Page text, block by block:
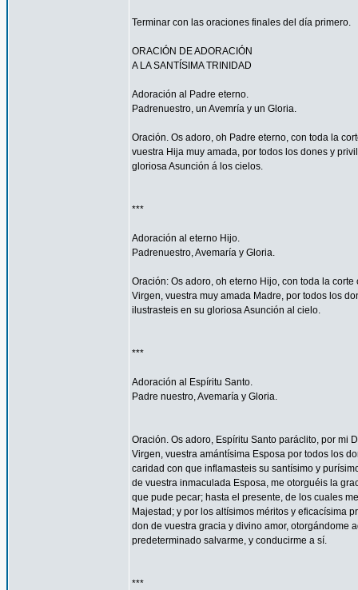
Terminar con las oraciones finales del día primero.
ORACIÓN DE ADORACIÓN
A LA SANTÍSIMA TRINIDAD
Adoración al Padre eterno.
Padrenuestro, un Avemría y un Gloria.
Oración. Os adoro, oh Padre eterno, con toda la
vuestra Hija muy amada, por todos los dones y
gloriosa Asunción á los cielos.
***
Adoración al eterno Hijo.
Padrenuestro, Avemaría y Gloria.
Oración: Os adoro, oh eterno Hijo, con toda la
Virgen, vuestra muy amada Madre, por todos los
ilustrasteis en su gloriosa Asunción al cielo.
***
Adoración al Espíritu Santo.
Padre nuestro, Avemaría y Gloria.
Oración. Os adoro, Espíritu Santo paráclito, por mi
Virgen, vuestra amántísima Esposa por todos los
caridad con que inflamasteis su santísimo y
de vuestra inmaculada Esposa, me otorguéis la
que pude pecar; hasta el presente, de los cuales
Majestad; y por los altísimos méritos y eficacísima
don de vuestra gracia y divino amor, otorgándome
predeterminado salvarme, y conducirme a sí.
***